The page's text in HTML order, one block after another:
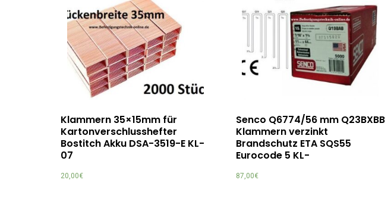
Klammern 35×15mm für
Kartonverschlusshefter
Bostitch Akku DSA-3519-E KL-
07
20,00€
Senco Q6774/56 mm Q23BXBB
Klammern verzinkt
Brandschutz ETA SQS55
Eurocode 5 KL-
87,00€